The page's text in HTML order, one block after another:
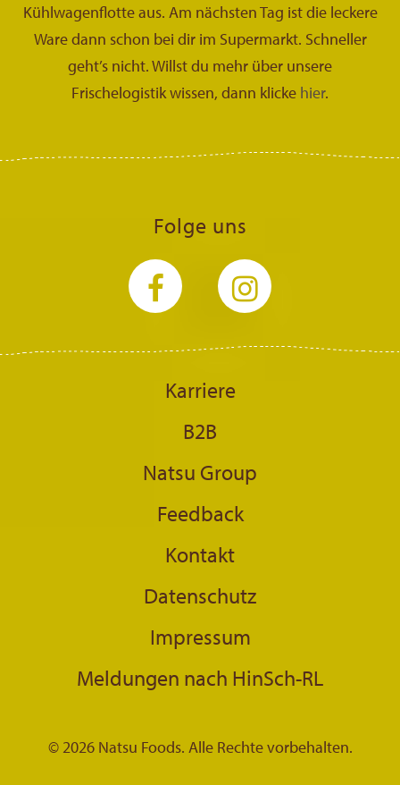
Kühlwagenflotte aus. Am nächsten Tag ist die leckere
Ware dann schon bei dir im Supermarkt. Schneller
geht’s nicht. Willst du mehr über unsere
Frischelogistik wissen, dann klicke hier.
Folge uns
Karriere
B2B
Natsu Group
Feedback
Kontakt
Datenschutz
Impressum
Meldungen nach HinSch-RL
© 2026 Natsu Foods. Alle Rechte vorbehalten.